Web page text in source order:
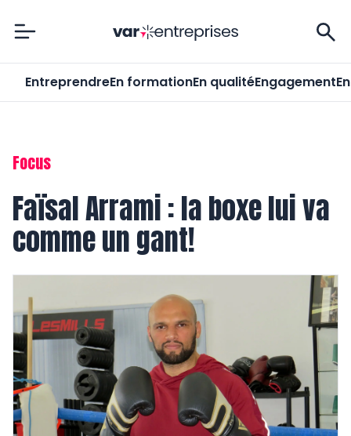
Var-Entreprises
EntreprendreEn formationEn qualitéEngagement
Focus
Faïsal Arrami : la boxe lui va
comme un gant!